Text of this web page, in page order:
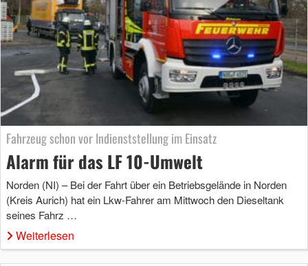
Fahrzeug schon vor Indienststellung im Einsatz
Alarm für das LF 10-Umwelt
Norden (NI) – Bei der Fahrt über ein Betriebsgelände in Norden
(Kreis Aurich) hat ein Lkw-Fahrer am Mittwoch den Dieseltank
seines Fahrz …
Weiterlesen